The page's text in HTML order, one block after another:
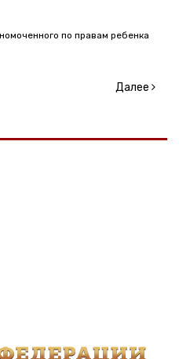
по правам ребенка
Далее